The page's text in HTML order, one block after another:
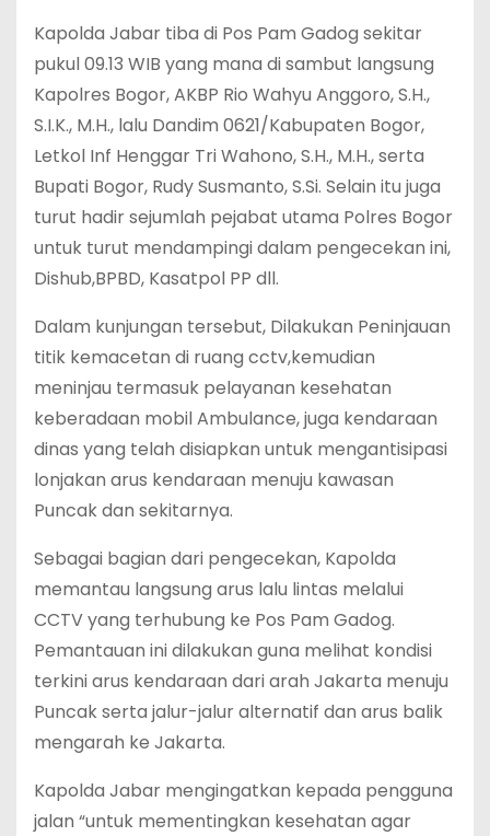
Kapolda Jabar tiba di Pos Pam Gadog sekitar
pukul 09.13 WIB yang mana di sambut langsung
Kapolres Bogor, AKBP Rio Wahyu Anggoro, S.H.,
S.I.K., M.H., lalu Dandim 0621/Kabupaten Bogor,
Letkol Inf Henggar Tri Wahono, S.H., M.H., serta
Bupati Bogor, Rudy Susmanto, S.Si. Selain itu juga
turut hadir sejumlah pejabat utama Polres Bogor
untuk turut mendampingi dalam pengecekan ini,
Dishub,BPBD, Kasatpol PP dll.
Dalam kunjungan tersebut, Dilakukan Peninjauan
titik kemacetan di ruang cctv,kemudian
meninjau termasuk pelayanan kesehatan
keberadaan mobil Ambulance, juga kendaraan
dinas yang telah disiapkan untuk mengantisipasi
lonjakan arus kendaraan menuju kawasan
Puncak dan sekitarnya.
Sebagai bagian dari pengecekan, Kapolda
memantau langsung arus lalu lintas melalui
CCTV yang terhubung ke Pos Pam Gadog.
Pemantauan ini dilakukan guna melihat kondisi
terkini arus kendaraan dari arah Jakarta menuju
Puncak serta jalur-jalur alternatif dan arus balik
mengarah ke Jakarta.
Kapolda Jabar mengingatkan kepada pengguna
jalan “untuk mementingkan kesehatan agar